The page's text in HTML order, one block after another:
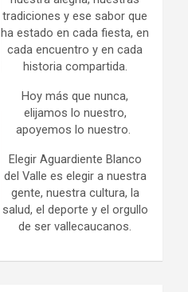
tradiciones y ese sabor que
ha estado en cada fiesta, en
cada encuentro y en cada
historia compartida.
Hoy más que nunca,
elijamos lo nuestro,
apoyemos lo nuestro.
Elegir Aguardiente Blanco
del Valle es elegir a nuestra
gente, nuestra cultura, la
salud, el deporte y el orgullo
de ser vallecaucanos.